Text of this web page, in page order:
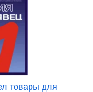
товары для